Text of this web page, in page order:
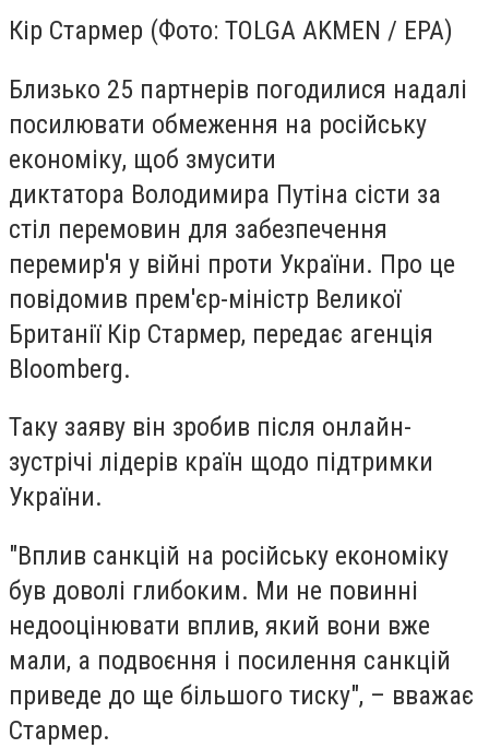
Кір Стармер (Фото: TOLGA AKMEN / EPA)
Близько 25 партнерів погодилися надалі
посилювати обмеження на російську
економіку, щоб змусити
диктатора Володимира Путіна сісти за
стіл перемовин для забезпечення
перемир'я у війні проти України. Про це
повідомив прем'єр-міністр Великої
Британії Кір Стармер, передає агенція
Bloomberg.
Таку заяву він зробив після онлайн-
зустрічі лідерів країн щодо підтримки
України.
"Вплив санкцій на російську економіку
був доволі глибоким. Ми не повинні
недооцінювати вплив, який вони вже
мали, а подвоєння і посилення санкцій
приведе до ще більшого тиску", – вважає
Стармер.